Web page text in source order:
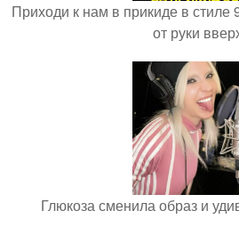
Приходи к нам в прикиде в стиле
от руки
Глюкоза сменила образ и